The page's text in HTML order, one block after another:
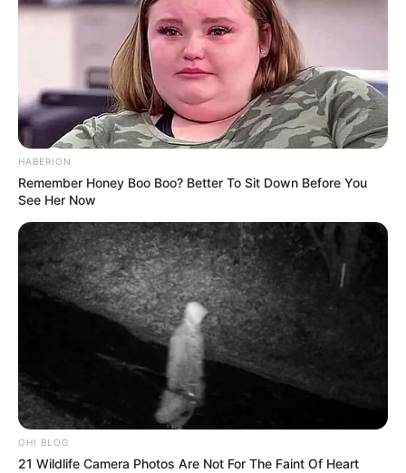
HABERION
Remember Honey Boo Boo? Better To Sit Down Before You
See Her Now
OHI BLOG
21 Wildlife Camera Photos Are Not For The Faint Of Heart